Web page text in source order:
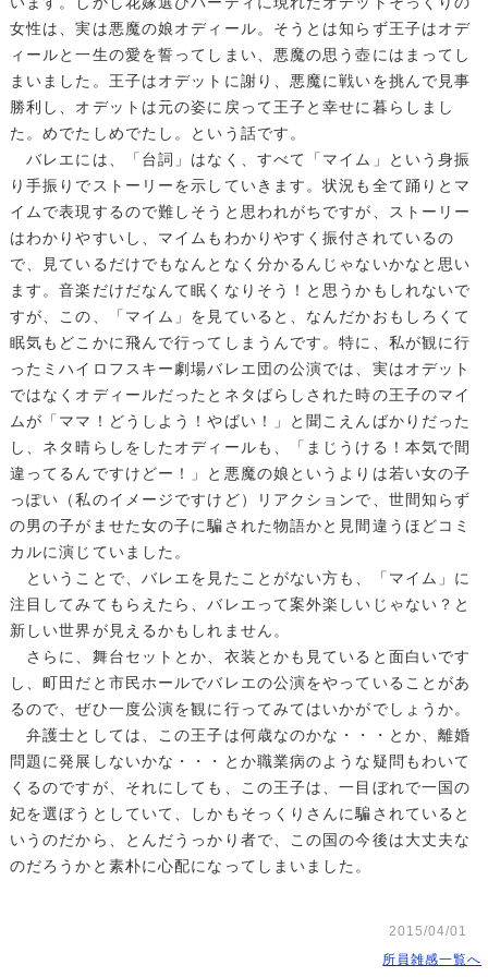
女性は、実は悪魔の娘オディール。そうとは知らず王子はオデ
ィールと一生の愛を誓ってしまい、悪魔の思う壺にはまってし
まいました。王子はオデットに謝り、悪魔に戦いを挑んで見事
勝利し、オデットは元の姿に戻って王子と幸せに暮らしまし
た。めでたしめでたし。という話です。
バレエには、「台詞」はなく、すべて「マイム」という身振
り手振りでストーリーを示していきます。状況も全て踊りとマ
イムで表現するので難しそうと思われがちですが、ストーリー
はわかりやすいし、マイムもわかりやすく振付されているの
で、見ているだけでもなんとなく分かるんじゃないかなと思い
ます。音楽だけだなんて眠くなりそう！と思うかもしれないで
すが、この、「マイム」を見ていると、なんだかおもしろくて
眠気もどこかに飛んで行ってしまうんです。特に、私が観に行
ったミハイロフスキー劇場バレエ団の公演では、実はオデット
ではなくオディールだったとネタばらしされた時の王子のマイ
ムが「ママ！どうしよう！やばい！」と聞こえんばかりだった
し、ネタ晴らしをしたオディールも、「まじうける！本気で間
違ってるんですけどー！」と悪魔の娘というよりは若い女の子
っぽい（私のイメージですけど）リアクションで、世間知らず
の男の子がませた女の子に騙された物語かと見間違うほどコミ
カルに演じていました。
ということで、バレエを見たことがない方も、「マイム」に
注目してみてもらえたら、バレエって案外楽しいじゃない？と
新しい世界が見えるかもしれません。
さらに、舞台セットとか、衣装とかも見ていると面白いです
し、町田だと市民ホールでバレエの公演をやっていることがあ
るので、ぜひ一度公演を観に行ってみてはいかがでしょうか。
弁護士としては、この王子は何歳なのかな・・・とか、離婚
問題に発展しないかな・・・とか職業病のような疑問もわいて
くるのですが、それにしても、この王子は、一目ぼれで一国の
妃を選ぼうとしていて、しかもそっくりさんに騙されていると
いうのだから、とんだうっかり者で、この国の今後は大丈夫な
のだろうかと素朴に心配になってしまいました。
2015/04/01
所員雑感一覧へ